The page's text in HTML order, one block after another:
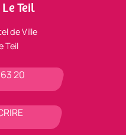
Teil
de Ville
Teil
20